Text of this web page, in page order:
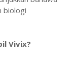
biologi
Vivix?